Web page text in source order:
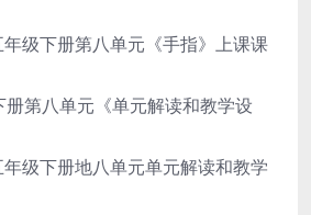
级下册第八单元《手指》上课课
册第八单元《单元解读和教学设
级下册地八单元单元解读和教学